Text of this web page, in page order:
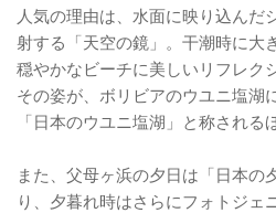
人気の理由は、水面に映り込んだ
射する「天空の鏡」。干潮時に大
穏やかなビーチに美しいリフレク
その姿が、ボリビアのウユニ塩湖
「日本のウユニ塩湖」と称される
また、父母ヶ浜の夕日は「日本の
り、夕暮れ時はさらにフォトジェ